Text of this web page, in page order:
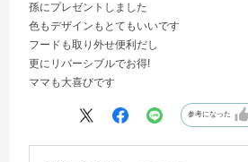
孫にプレゼントしました
色もデザインもとてもいいです
フードも取り外せ便利だし
更にリバーシブルでお得!
ママも大喜びです
参考になった